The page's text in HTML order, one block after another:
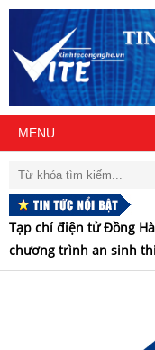
MENU
Tạp chí điện tử Đồng
chương trình an sinh